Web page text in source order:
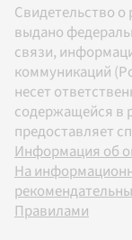
Свидетельство
выдано
связи,
коммуникаций
несет
содержащейся в
предоставляет
Информация об
На
Правилами